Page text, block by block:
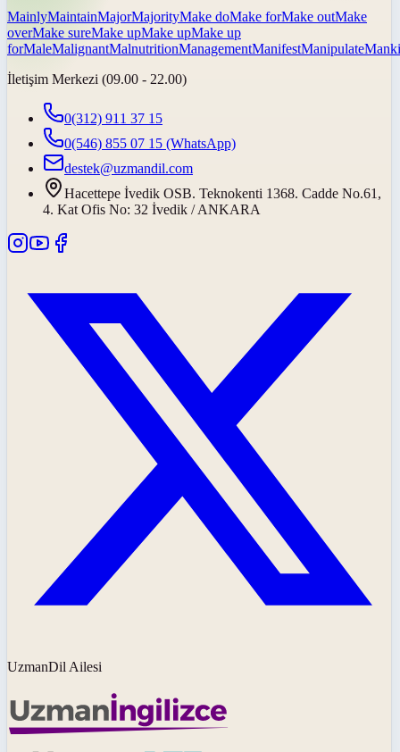
MainlyMaintainMajorMajorityMake doMake forMake outMake
overMake sureMake upMake upMake up
forMaleMalignantMalnutritionManagementManifestManipulate
İletişim Merkezi (09.00 - 22.00)
0(312) 911 37 15
0(546) 855 07 15 (WhatsApp)
destek@uzmandil.com
Hacettepe İvedik OSB. Teknokenti 1368. Cadde No.61,
4. Kat Ofis No: 32 İvedik / ANKARA
UzmanDil Ailesi